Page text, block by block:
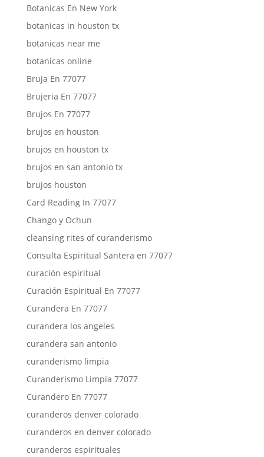
Botanicas En New York
botanicas in houston tx
botanicas near me
botanicas online
Bruja En 77077
Brujeria En 77077
Brujos En 77077
brujos en houston
brujos en houston tx
brujos en san antonio tx
brujos houston
Card Reading In 77077
Chango y Ochun
cleansing rites of curanderismo
Consulta Espiritual Santera en 77077
curación espiritual
Curación Espiritual En 77077
Curandera En 77077
curandera los angeles
curandera san antonio
curanderismo limpia
Curanderismo Limpia 77077
Curandero En 77077
curanderos denver colorado
curanderos en denver colorado
curanderos espirituales